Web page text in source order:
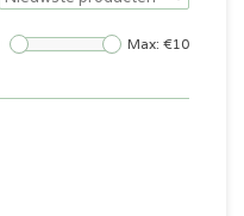
Max: €10